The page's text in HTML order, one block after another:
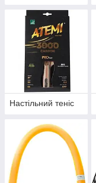
Настільний теніс